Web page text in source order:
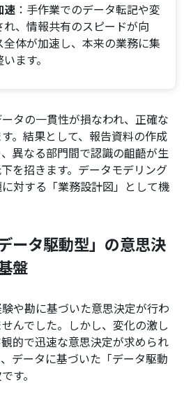
速 ：手作業でのデータ転記や変
、情報共有のスピードが向
体が加速し、本来の業務に集
ます。
タの一貫性が損なわれ、正確な
。結果として、報告資料の作成
異なる部門間で認識の齟齬が生
を招きます。データモデリング
対する「業務設計図」として機
ータ駆動型」の意思決
盤
や勘に基づいた意思決定が行わ
んでした。しかし、変化の激し
的で迅速な意思決定が求められ
データに基づいた「データ駆動
す。